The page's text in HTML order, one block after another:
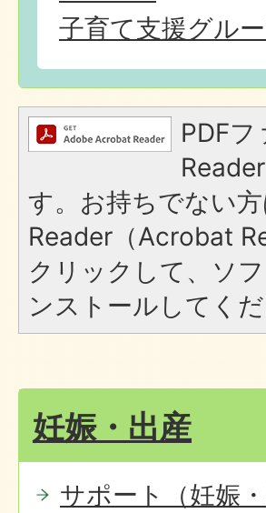
子育て支援グル
PDF
す。お持ちでない
Reader（Acrobat
クリックして、ソ
ンストールしてくだ
妊娠・出産
サポート（妊娠・